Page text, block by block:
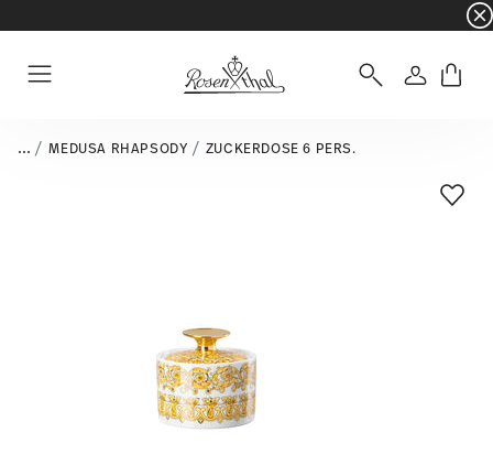
☀️ Summer SALE – noch mehr sparen:
... MEDUSA RHAPSODY ZUCKERDOSE 6 PERS.
Add